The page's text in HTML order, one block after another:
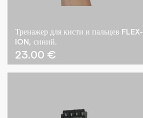
Тренажер для кисти и пальцев FLEX-
ION, синий.
23.00 €